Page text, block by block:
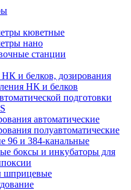
кюветные
нано
станции
и белков, дозирования
НК и белков
подготовки
автоматические
полуавтоматические
96 и 384-канальные
боксы и инкубаторы для
шприцевые